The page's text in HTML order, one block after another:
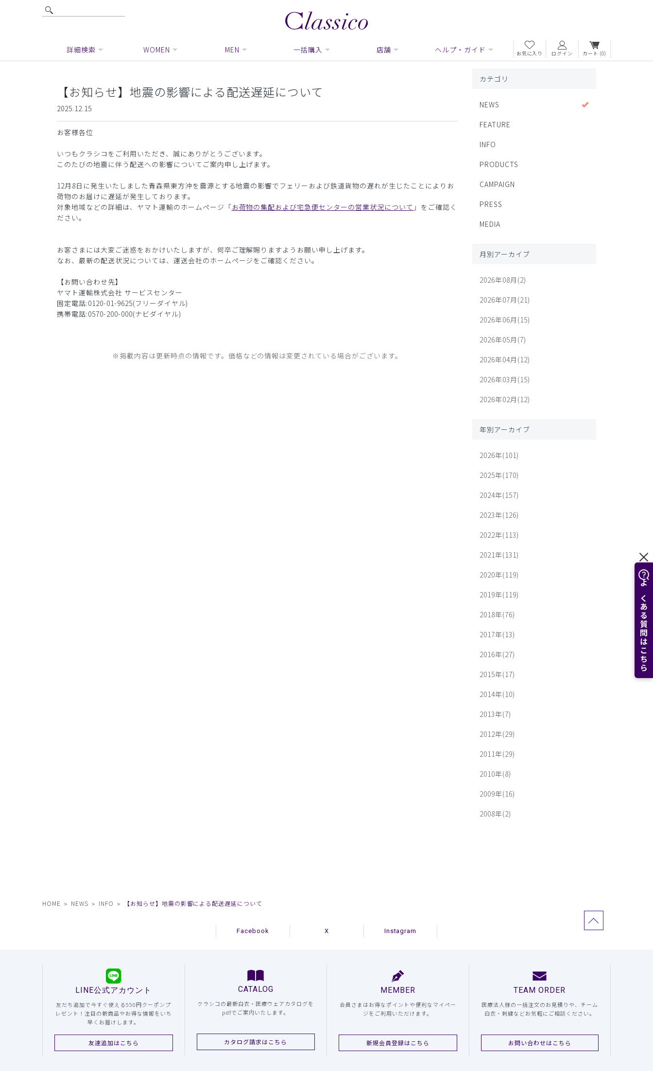
よくある質問はこちら
詳細検索 WOMEN MEN 一括購入 店舗 ヘルプ・ガイド お気に入り ログイン カート (0)
【お知らせ】地震の影響による配送遅延について
2025.12.15
お客様各位
いつもクラシコをご利用いただき、誠にありがとうございます。
このたびの地震に伴う配送への影響についてご案内申し上げます。
12月8日に発生いたしました青森県東方沖を震源とする地震の影響でフェリーおよび鉄道貨物の遅れが生じたことによりお
荷物のお届けに遅延が発生しております。
対象地域などの詳細は、ヤマト運輸のホームページ「お荷物の集配および宅急便センターの営業状況について 」をご確認く
ださい。
お客さまには大変ご迷惑をおかけいたしますが、何卒ご理解賜りますようお願い申し上げます。
なお、最新の配送状況については、運送会社のホームページをご確認ください。
【お問い合わせ先】
ヤマト運輸株式会社 サービスセンター
固定電話:0120-01-9625(フリーダイヤル)
携帯電話:0570-200-000(ナビダイヤル)
※掲載内容は更新時点の情報です。価格などの情報は変更されている場合がございます。
カテゴリ
NEWS
FEATURE
INFO
PRODUCTS
CAMPAIGN
PRESS
MEDIA
月別アーカイブ
2026年08月(2)
2026年07月(21)
2026年06月(15)
2026年05月(7)
2026年04月(12)
2026年03月(15)
2026年02月(12)
年別アーカイブ
2026年(101)
2025年(170)
2024年(157)
2023年(126)
2022年(113)
2021年(131)
2020年(119)
2019年(119)
2018年(76)
2017年(13)
2016年(27)
2015年(17)
2014年(10)
2013年(7)
2012年(29)
2011年(29)
2010年(8)
2009年(16)
2008年(2)
HOME NEWS INFO 【お知らせ】地震の影響による配送遅延について
Facebook X Instagram
LINE公式アカウント
友だち追加で今すぐ使える550円クーポンプ
レゼント！注目の新商品やお得な情報をいち
早くお届けします。
友達追加はこちら
CATALOG
クラシコの最新白衣・医療ウェアカタログを
pdfでご案内いたします。
カタログ請求はこちら
MEMBER
会員さまはお得なポイントや便利なマイペー
ジをご利用いただけます。
新規会員登録はこちら
TEAM ORDER
医療法人様の一括注文のお見積りや、チーム
白衣・刺繍などお気軽にご相談ください。
お問い合わせはこちら